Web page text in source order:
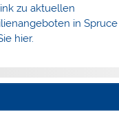
zu aktuellen
in
hier.